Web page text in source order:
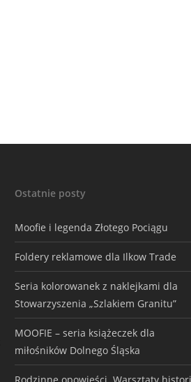
Ostatnie posty
Moofie i legenda Złotego Pociągu
Foldery reklamowe dla Ilkow Trade
Seria kolorowanek z naklejkami dla
Stowarzyszenia „Szlakiem Granitu”
MOOFIE – seria książeczek dla
miłośników Dolnego Śląska